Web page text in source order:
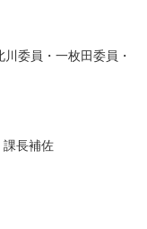
委員・一枚田委員・
課長補佐